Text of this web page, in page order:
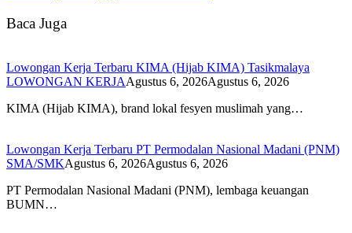
Baca Juga
Lowongan Kerja Terbaru KIMA (Hijab KIMA) Tasikmalaya
LOWONGAN KERJAAgustus 6, 2026Agustus 6, 2026
KIMA (Hijab KIMA), brand lokal fesyen muslimah yang…
Lowongan Kerja Terbaru PT Permodalan Nasional Madani (PNM)
SMA/SMKAgustus 6, 2026Agustus 6, 2026
PT Permodalan Nasional Madani (PNM), lembaga keuangan
BUMN…